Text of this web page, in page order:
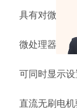
具有对微孔板进
微处理器控制温
可同时显示设
直流无刷电机